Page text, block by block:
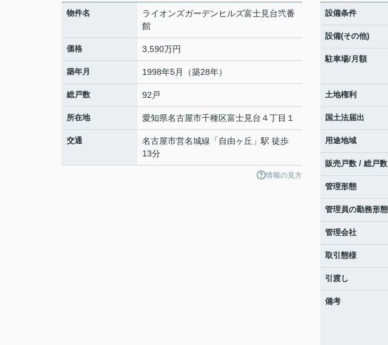
物件名
ライオンズガーデンヒルズ富士見台弐番
館
価格 3,590万円
築年月 1998年5月（築28年）
総戸数 92戸
所在地 愛知県名古屋市千種区富士見台 ４丁目１
交通 名古屋市営名城線 「 自由ヶ丘 」駅 徒歩
13分
情報の見方
設備条件
設備(その他)
駐車場/月額
土地権利
国土法届出
用途地域
販売戸数 / 総戸数
管理形態
管理員の勤務形態
管理会社
取引態様
引渡し
備考